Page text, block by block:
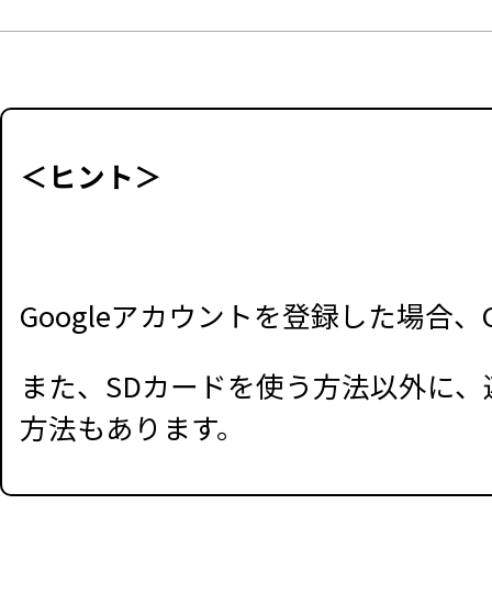
＜ヒント＞
Googleアカウントを登録した場合
また、SDカードを使う方法以外に
方法もあります。